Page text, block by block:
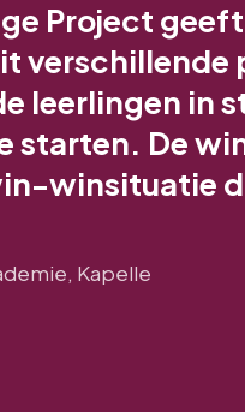
Project
verschillende
leerlingen in
starten. De
winsituatie
Kapelle